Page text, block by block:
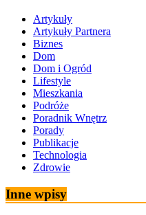
Artykuły
Artykuły Partnera
Biznes
Dom
Dom i Ogród
Lifestyle
Mieszkania
Podróże
Poradnik Wnętrz
Porady
Publikacje
Technologia
Zdrowie
Inne wpisy